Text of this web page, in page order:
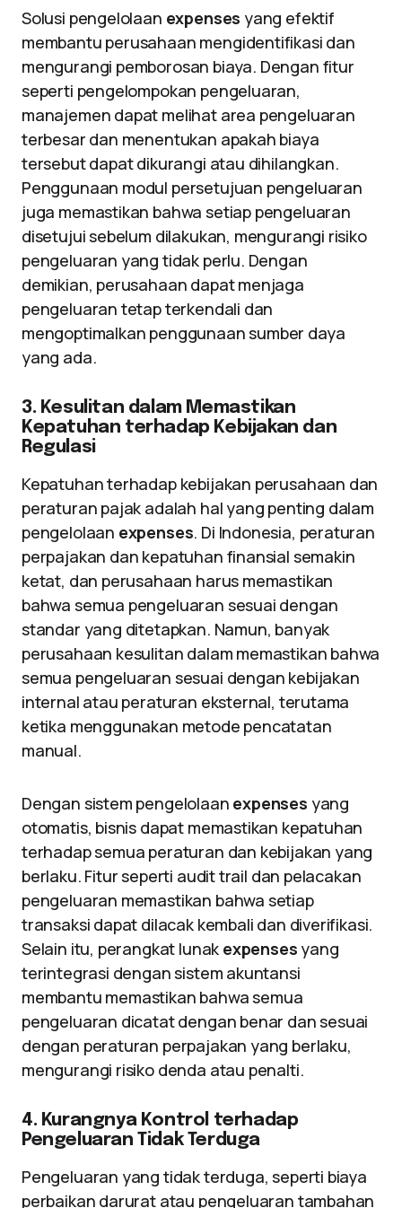
Solusi pengelolaan expenses yang efektif
membantu perusahaan mengidentifikasi dan
mengurangi pemborosan biaya. Dengan fitur
seperti pengelompokan pengeluaran,
manajemen dapat melihat area pengeluaran
terbesar dan menentukan apakah biaya
tersebut dapat dikurangi atau dihilangkan.
Penggunaan modul persetujuan pengeluaran
juga memastikan bahwa setiap pengeluaran
disetujui sebelum dilakukan, mengurangi risiko
pengeluaran yang tidak perlu. Dengan
demikian, perusahaan dapat menjaga
pengeluaran tetap terkendali dan
mengoptimalkan penggunaan sumber daya
yang ada.
3. Kesulitan dalam Memastikan
Kepatuhan terhadap Kebijakan dan
Regulasi
Kepatuhan terhadap kebijakan perusahaan dan
peraturan pajak adalah hal yang penting dalam
pengelolaan expenses. Di Indonesia, peraturan
perpajakan dan kepatuhan finansial semakin
ketat, dan perusahaan harus memastikan
bahwa semua pengeluaran sesuai dengan
standar yang ditetapkan. Namun, banyak
perusahaan kesulitan dalam memastikan bahwa
semua pengeluaran sesuai dengan kebijakan
internal atau peraturan eksternal, terutama
ketika menggunakan metode pencatatan
manual.
Dengan sistem pengelolaan expenses yang
otomatis, bisnis dapat memastikan kepatuhan
terhadap semua peraturan dan kebijakan yang
berlaku. Fitur seperti audit trail dan pelacakan
pengeluaran memastikan bahwa setiap
transaksi dapat dilacak kembali dan diverifikasi.
Selain itu, perangkat lunak expenses yang
terintegrasi dengan sistem akuntansi
membantu memastikan bahwa semua
pengeluaran dicatat dengan benar dan sesuai
dengan peraturan perpajakan yang berlaku,
mengurangi risiko denda atau penalti.
4. Kurangnya Kontrol terhadap
Pengeluaran Tidak Terduga
Pengeluaran yang tidak terduga, seperti biaya
perbaikan darurat atau pengeluaran tambahan